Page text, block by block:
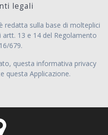
legali
redatta sulla base di molteplici
13 e 14 del Regolamento
679.
questa informativa privacy
questa Applicazione.